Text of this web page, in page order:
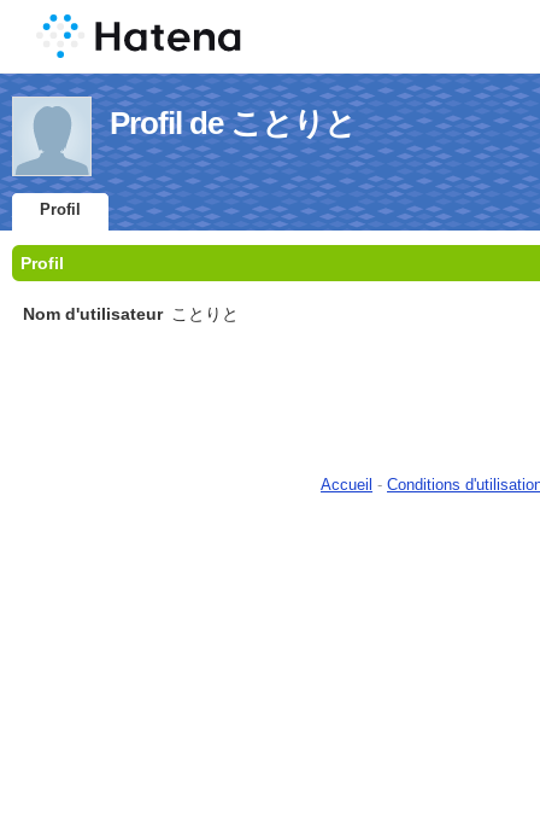
Profil de ことりと
Profil
Profil
Nom d'utilisateur ことりと
Accueil - Conditions